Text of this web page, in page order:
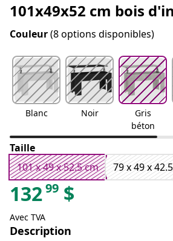
101x49x52 cm bois
Couleur(8 options disponibles)
Blanc Noir
Gris
béton
Taille
101 x 49 x 52.5 cm
79 x 49 x
13299 $
Avec TVA
Description